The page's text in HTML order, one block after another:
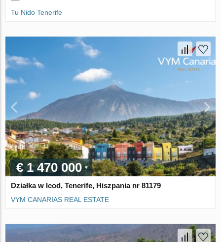
Tu Nido Tenerife
€ 1 470 000
Działka w Icod, Tenerife, Hiszpania nr 81179
VYM CANARIAS REAL ESTATE